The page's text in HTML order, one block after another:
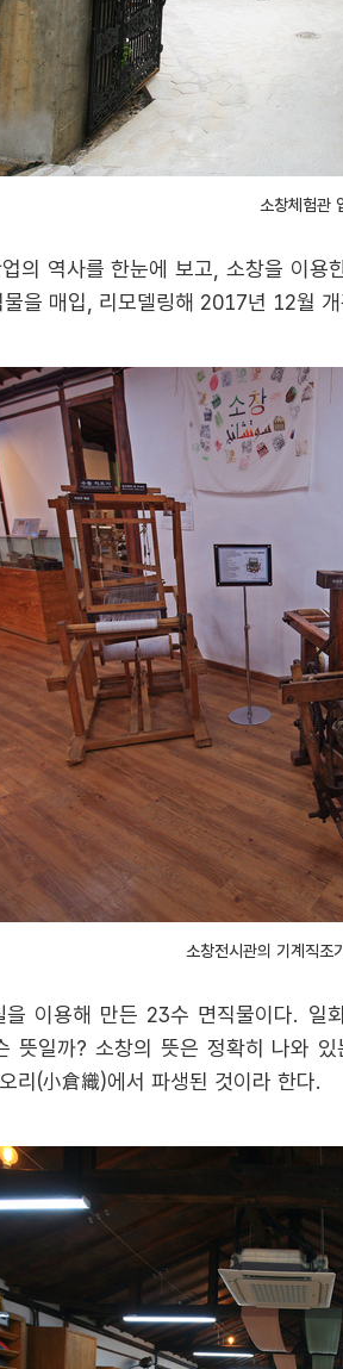
소창체험관
의 역사를 한눈에 보고, 소창을 이
을 매입, 리모델링해 2017년 12월
소창전시관의 기계직조
이용해 만든 23수 면직물이다. 일
뜻일까? 소창의 뜻은 정확히 나와
리(小倉織)에서 파생된 것이라 한다.